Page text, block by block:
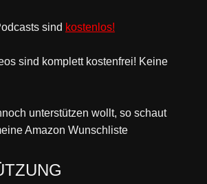
sind kostenlos!
sind komplett kostenfrei! Keine
unterstützen wollt, so schaut
Amazon Wunschliste